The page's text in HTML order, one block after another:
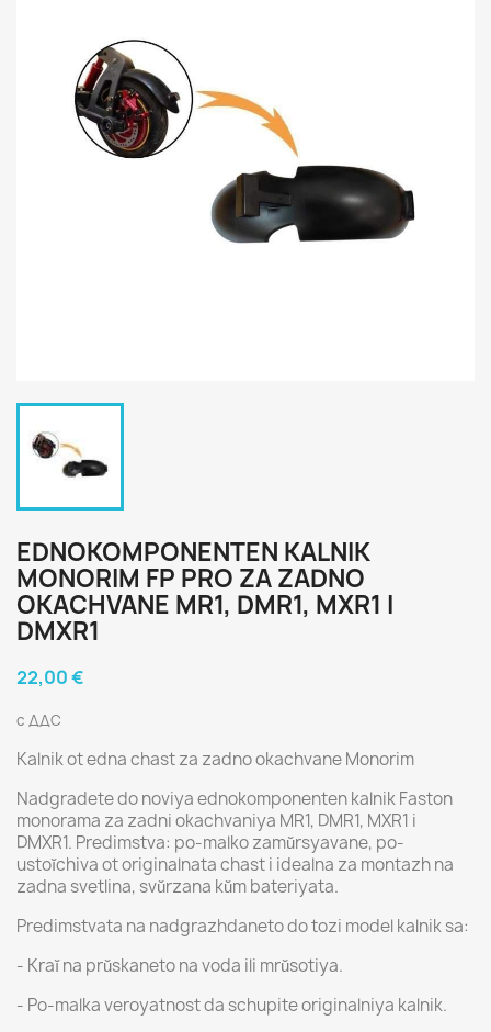
EDNOKOMPONENTEN KALNIK
MONORIM FP PRO ZA ZADNO
OKACHVANE MR1, DMR1, MXR1 I
DMXR1
22,00 €
с ДДС
Kalnik ot edna chast za zadno okachvane Monorim
Nadgradete do noviya ednokomponenten kalnik Faston
monorama za zadni okachvaniya MR1, DMR1, MXR1 i
DMXR1. Predimstva: po-malko zamŭrsyavane, po-
ustoĭchiva ot originalnata chast i idealna za montazh na
zadna svetlina, svŭrzana kŭm bateriyata.
Predimstvata na nadgrazhdaneto do tozi model kalnik sa:
- Kraĭ na prŭskaneto na voda ili mrŭsotiya.
- Po-malka veroyatnost da schupite originalniya kalnik.